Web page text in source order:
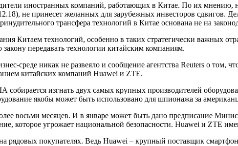
иностранных компаний, работающих в Китае. По их мнению,
не принесет желанных для зарубежных инвесторов сдвигов.
трансфера технологий в Китае основана не на
Китаем технологий, особенно в таких стратегически важных
передавать технологии китайским компаниям.
среде никак не развеяло и сообщение агентства Reuters о том,
китайских компаний Huawei и ZTE.
изгнать двух самых крупных производителей
якобы может быть использовано для шпионажа за
восьми месяцев. И в январе может быть дано предписание
которое угрожает национальной безопасности. Huawei и ZTE
рядовых покупателях. Ведь Huawei – крупный поставщик